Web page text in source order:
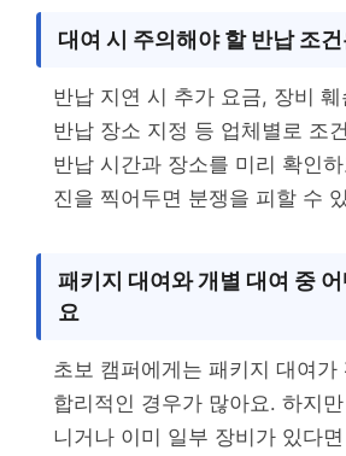
대여 시 주의해야 할 반납 조
반납 지연 시 추가 요금, 장비
반납 장소 지정 등 업체별로 조
반납 시간과 장소를 미리 확인
진을 찍어두면 분쟁을 피할 수
패키지 대여와 개별 대여 중
요
초보 캠퍼에게는 패키지 대여가
합리적인 경우가 많아요. 하지
니거나 이미 일부 장비가 있다